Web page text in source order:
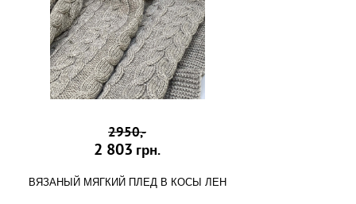
2950,-
2 803 грн.
ВЯЗАНЫЙ МЯГКИЙ ПЛЕД В КОСЫ ЛЕН